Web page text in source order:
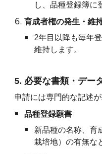
し、品種登録簿に
育成者権の発生・維
2年目以降も毎年
維持します。
5. 必要な書類・デー
申請には専門的な記述が
品種登録願書
新品種の名称、育
栽培地）の有無な